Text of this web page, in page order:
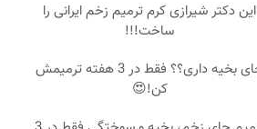
این دکتر شیرازی کرم ترمیم زخم ایرانی را
ساخت!!!
جای بخیه داری؟؟ فقط در 3 هفته ترمیمش
کن!😍